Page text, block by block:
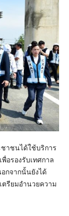
าชนได้ใช้บริการ
อรองรับเทศกาล
กจากนั้นยังได้
ตรียมอำนวยความ